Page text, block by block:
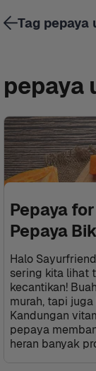
pepaya
Pepaya
Pepaya
Halo
sering kita lihat
kecantikan!
murah, tapi
Kandungan
pepaya
heran banyak
Tag